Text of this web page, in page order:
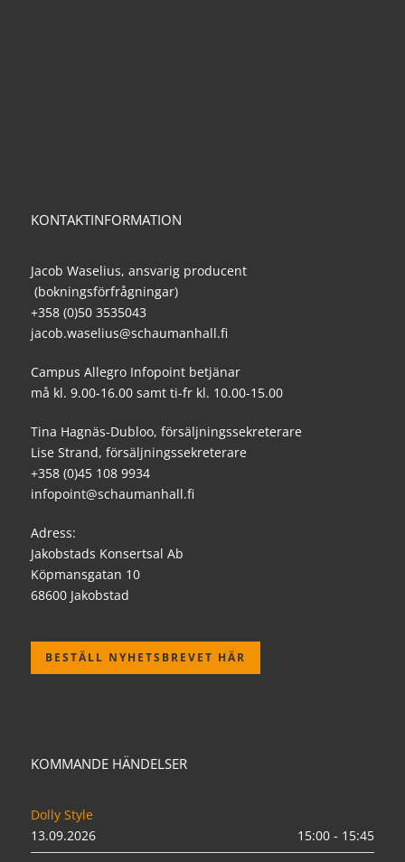
KONTAKTINFORMATION
Jacob Waselius, ansvarig producent
(bokningsförfrågningar)
+358 (0)50 3535043
jacob.waselius@schaumanhall.fi
Campus Allegro Infopoint betjänar
må kl. 9.00-16.00 samt ti-fr kl. 10.00-15.00
Tina Hagnäs-Dubloo, försäljningssekreterare
Lise Strand, försäljningssekreterare
+358 (0)45 108 9934
infopoint@schaumanhall.fi
Adress:
Jakobstads Konsertsal Ab
Köpmansgatan 10
68600 Jakobstad
BESTÄLL NYHETSBREVET HÄR
KOMMANDE HÄNDELSER
Dolly Style
13.09.2026
15:00 - 15:45